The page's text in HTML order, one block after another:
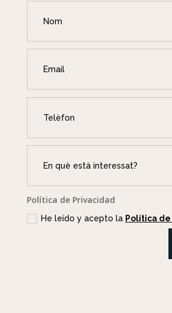
Política de Privacidad
He leído y acepto la Política